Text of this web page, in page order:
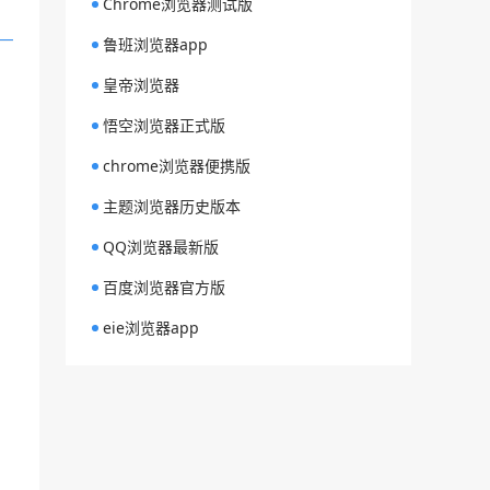
鲁班浏览器app
皇帝浏览器
悟空浏览器正式版
chrome浏览器便携版
主题浏览器历史版本
QQ浏览器最新版
百度浏览器官方版
eie浏览器app